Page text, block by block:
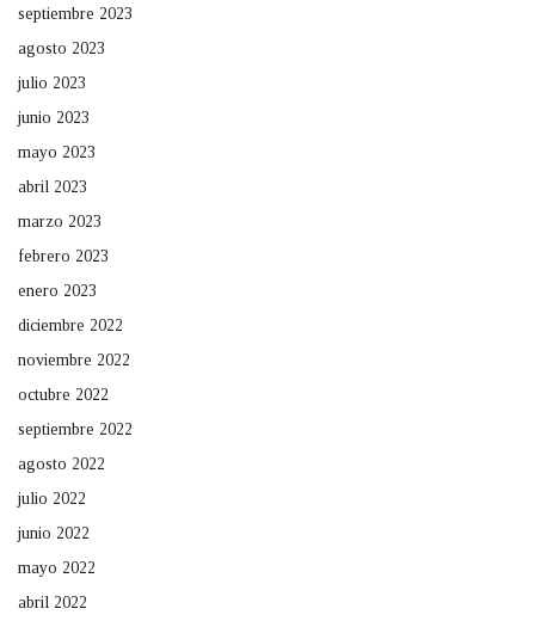
septiembre 2023
agosto 2023
julio 2023
junio 2023
mayo 2023
abril 2023
marzo 2023
febrero 2023
enero 2023
diciembre 2022
noviembre 2022
octubre 2022
septiembre 2022
agosto 2022
julio 2022
junio 2022
mayo 2022
abril 2022